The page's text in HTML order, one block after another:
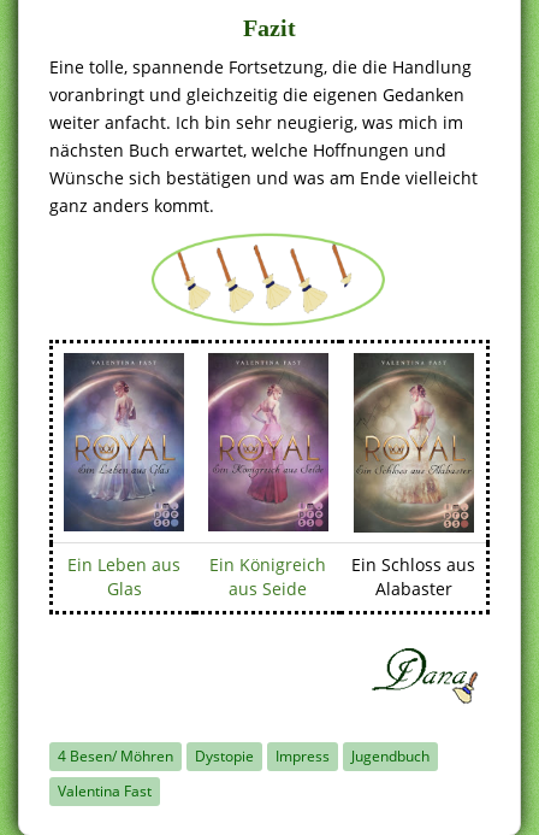
Fazit
Eine tolle, spannende Fortsetzung, die die Handlung
voranbringt und gleichzeitig die eigenen Gedanken
weiter anfacht. Ich bin sehr neugierig, was mich im
nächsten Buch erwartet, welche Hoffnungen und
Wünsche sich bestätigen und was am Ende vielleicht
ganz anders kommt.
Ein Leben aus
Glas
Ein Königreich
aus Seide
Ein Schloss aus
Alabaster
4 Besen/ Möhren Dystopie Impress
Jugendbuch
Valentina Fast